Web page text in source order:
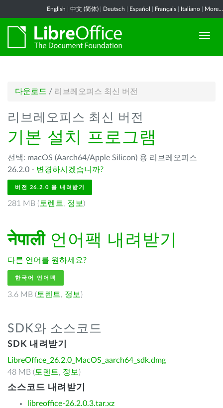
English 中文 (简体) Deutsch Español Français Italiano More...
다운로드 / 리브레오피스 최신 버전
리브레오피스 최신 버전
기본 설치 프로그램
선택: macOS (Aarch64/Apple Silicon) 용 리브레오피스
26.2.0 - 변경하시겠습니까?
버전 26.2.0 을 내려받기
281 MB ( 토렌트, 정보 )
नेपाली언어팩 내려받기
다른 언어를 원하세요?
한국어 언어팩
3.6 MB ( 토렌트, 정보 )
SDK와 소스코드
SDK 내려받기
LibreOffice_26.2.0_MacOS_aarch64_sdk.dmg
48 MB ( 토렌트, 정보 )
소스코드 내려받기
libreoffice-26.2.0.3.tar.xz